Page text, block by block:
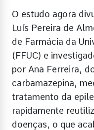
O estudo agora
Luís Pereira de
de Farmácia da
(FFUC) e
por Ana Ferreira,
carbamazepina,
tratamento da
rapidamente
doenças, o que